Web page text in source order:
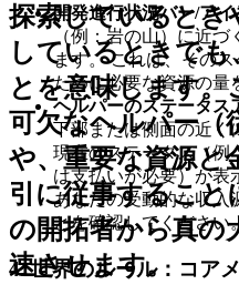
探索しているとき
しているときで
とを意味します。
可欠なヘルパー（
や、重要な資源と
引に従事すること
の開拓者から真の
速させます。
開発進行状況バー/アイ
（例：岩の山）に近
ます。 これは、その
ために必要な資源の量
ヘルパーのステータス
下部または側面の近く
現在のステータス（例
は支払いが必要）が表
あなたの受動的な収入
とを確認してください
4. 世界のルール：コア